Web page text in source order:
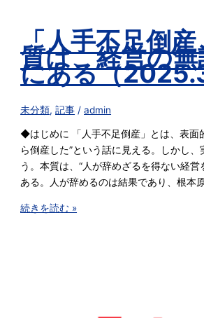
「人手不足倒
質は、経営の
にある（
未分類,記事 /admin
◆はじめに 「人手不足倒産」とは、表面
ら倒産した”という話に見える。しかし、
う。本質は、“人が辞めざるを得ない経営
ある。人が辞めるのは結果であり、根本
続きを読む »